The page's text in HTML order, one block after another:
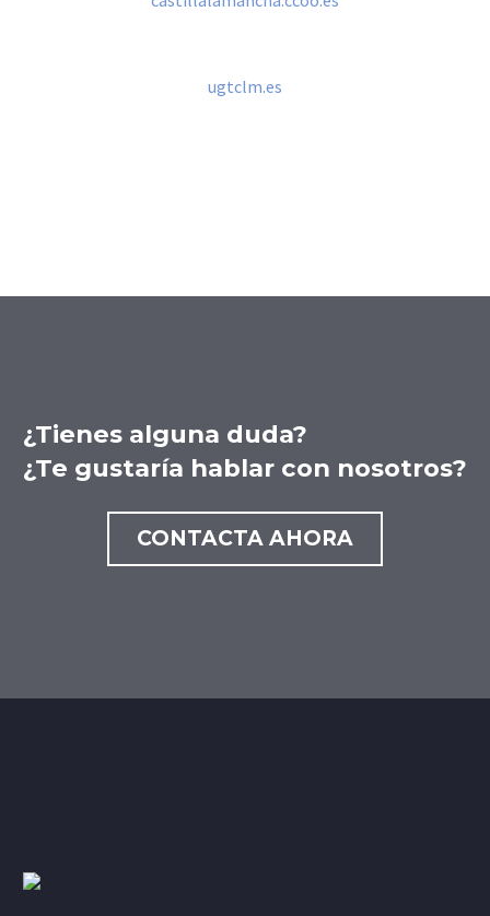
ugtclm.es
¿Tienes alguna duda?
¿Te gustaría hablar con nosotros?
CONTACTA AHORA